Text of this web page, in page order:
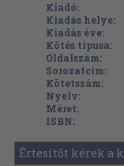
Kiadó:
Kiadás helye:
Kiadás éve:
Kötés típusa:
Oldalszám:
Sorozatcím:
Kötetszám:
Nyelv:
Méret:
ISBN:
Értesítőt kérek a